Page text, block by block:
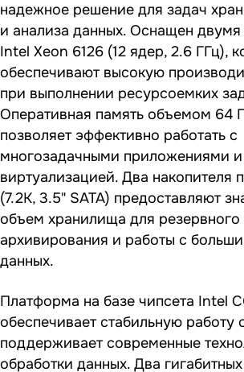
надежное решение для задач
и анализа данных. Оснащен
Intel Xeon 6126 (12 ядер, 2.6 ГГц),
обеспечивают высокую
при выполнении ресурсоемких
Оперативная память объемом 64
позволяет эффективно работать с
многозадачными приложениями и
виртуализацией. Два накопителя
(7.2K, 3.5" SATA) предоставляют
объем хранилища для резервного
архивирования и работы с
данных.
Платформа на базе чипсета Intel
обеспечивает стабильную работу
поддерживает современные
обработки данных. Два